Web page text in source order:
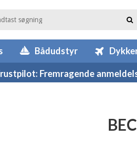
Bådudstyr
Fremragende